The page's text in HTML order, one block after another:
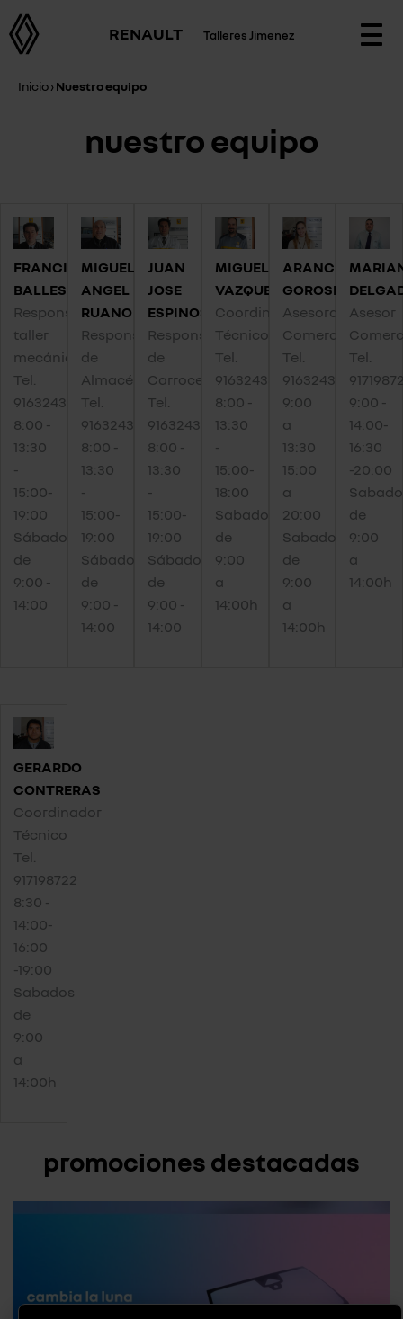
RENAULT Talleres Jimenez
Inicio›Nuestro equipo
nuestro equipo
FRANCISCO
BALLESTEROS
Responsable
taller
mecánica
Tel.
916324380
8:00 -
13:30
-
15:00-
19:00
Sábados
de
9:00 -
14:00
MIGUEL
ANGEL
RUANO
Responsable
de
Almacén
Tel.
916324380
8:00 -
13:30
-
15:00-
19:00
Sábados
de
9:00 -
14:00
JUAN
JOSE
ESPINOSA
Responsable
de
Carrocería
Tel.
916324380
8:00 -
13:30
-
15:00-
19:00
Sábados
de
9:00 -
14:00
MIGUEL
VAZQUEZ
Coordinador
Técnico
Tel.
916324380
8:00 -
13:30
-
15:00-
18:00
Sabados
de
9:00
a
14:00h
ARANCHA
GOROSPE
Asesora
Comercial
Tel.
916324380
9:00
a
13:30
15:00
a
20:00
Sabados
de
9:00
a
14:00h
Asesor
Tel.
9:00 -
14:00-
16:30
-20:00
de
9:00
a
14:00h
GERARDO
CONTRERAS
Coordinador
Técnico
Tel.
917198722
8:30 -
14:00-
16:00
-19:00
Sabados
de
9:00
a
14:00h
promociones destacadas